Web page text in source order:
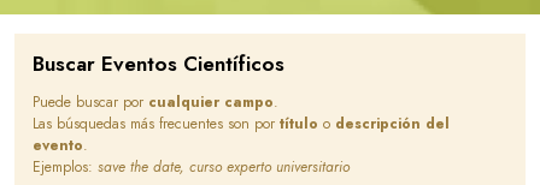
Buscar Eventos Científicos
Puede buscar por cualquier campo.
Las búsquedas más frecuentes son por título o descripción del
evento.
Ejemplos: save the date, curso experto universitario